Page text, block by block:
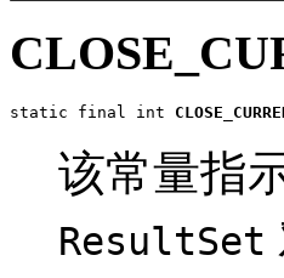
static final int
该常量指
ResultSet